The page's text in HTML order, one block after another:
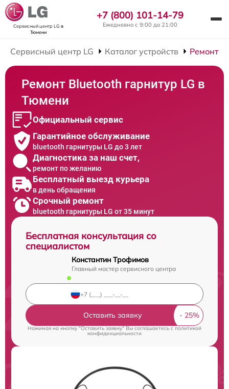
Сервисный центр LG в
Тюмени
+7 (800) 101-14-79
Ежедневно с 9:00 до 21:00
Сервисный центр LG Каталог устройств Ремонт
Ремонт Bluetooth гарнитур LG в
Тюмени
Официальный сервис
Гарантийное обслуживание
bluetooth гарнитуры LG до 3 лет
Диагностика за наш счет,
ремонт по желанию
Бесплатный выезд курьера
в день обращения
Срочный ремонт
bluetooth гарнитуры LG от 35 минут
Бесплатная консультация со
специалистом
Константин Трофимов
Главный мастер сервисного центра
Оставить заявку
Нажимая на кнопку "Оставить заявку" Вы соглашаетесь cполитикой
конфиденциальности